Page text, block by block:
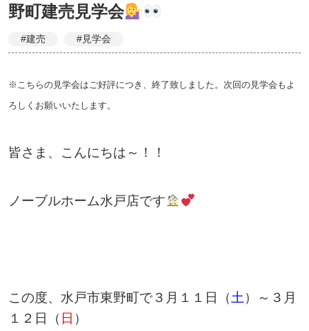
野町建売見学会
#建売 #見学会
※こちらの見学会はご好評につき、終了致しました。次回の見学会もよ
ろしくお願いいたします。
皆さま、こんにちは～！！
ノーブルホーム水戸店です
この度、水戸市東野町で３月１１日（ 土 ）～３月
１２日（ 日 ）